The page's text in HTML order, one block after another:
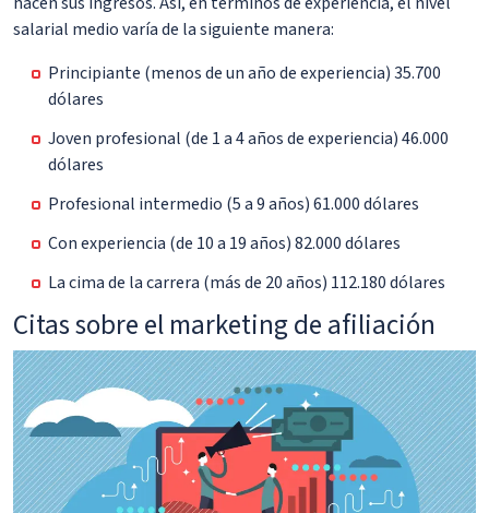
salarial medio varía de la siguiente manera:
Principiante (menos de un año de experiencia) 35.700
dólares
Joven profesional (de 1 a 4 años de experiencia) 46.000
dólares
Profesional intermedio (5 a 9 años) 61.000 dólares
Con experiencia (de 10 a 19 años) 82.000 dólares
La cima de la carrera (más de 20 años) 112.180 dólares
Citas sobre el marketing de afiliación